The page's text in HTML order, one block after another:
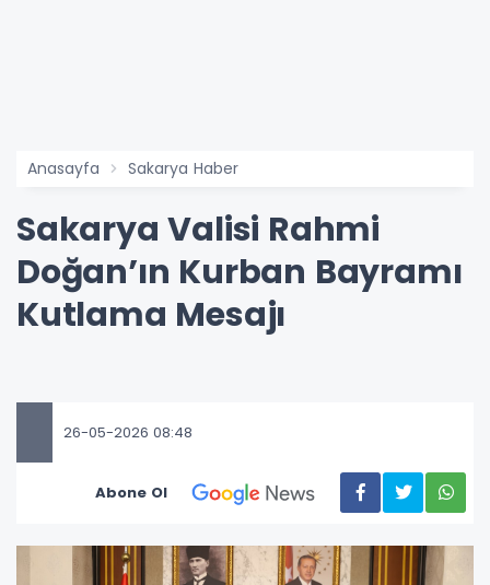
Anasayfa Sakarya Haber
Sakarya Valisi Rahmi
Doğan’ın Kurban Bayramı
Kutlama Mesajı
26-05-2026 08:48
Abone Ol